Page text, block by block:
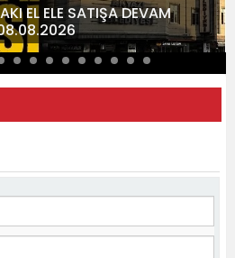
EL ELE SATIŞA DEVAM